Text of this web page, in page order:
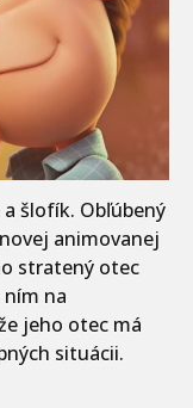
šlofík. Obľúbený
animovanej
stratený otec
ním na
jeho otec má
situácii.